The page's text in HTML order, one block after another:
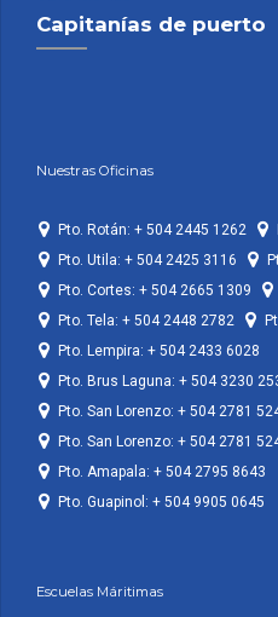
Capitanías de puerto
Nuestras Oficinas
Pto. Rotán: + 504 2445 1262
Pto. Utila: + 504 2425 3116
Pto. Cortes: + 504 2665 1309
Pto. Tela: + 504 2448 2782
Pto. Lempira: + 504 2433 6028
Pto. Brus Laguna: + 504 3230
Pto. San Lorenzo: + 504 2781
Pto. San Lorenzo: + 504 2781
Pto. Amapala: + 504 2795 8643
Pto. Guapinol: + 504 9905 0645
Escuelas Máritimas